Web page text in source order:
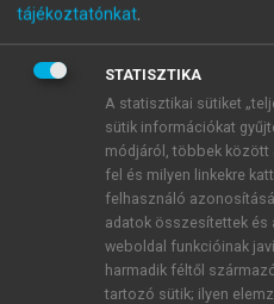
3. szakasz: A
Minden megoldás jó
ötletére, értelmezésére,
Kísérlet („A” változat):
Kérem, hogy egy külön
Word file-ban alkossa
tájékoztatónkat.
STATISZTIKA
A statisztikai sütiket
sütik információkat
módjáról, többek között
fel és milyen linkekre
felhasználó
adatok összesítettek és
weboldal funkcióinak
harmadik féltől
tartozó sütik; ilyen